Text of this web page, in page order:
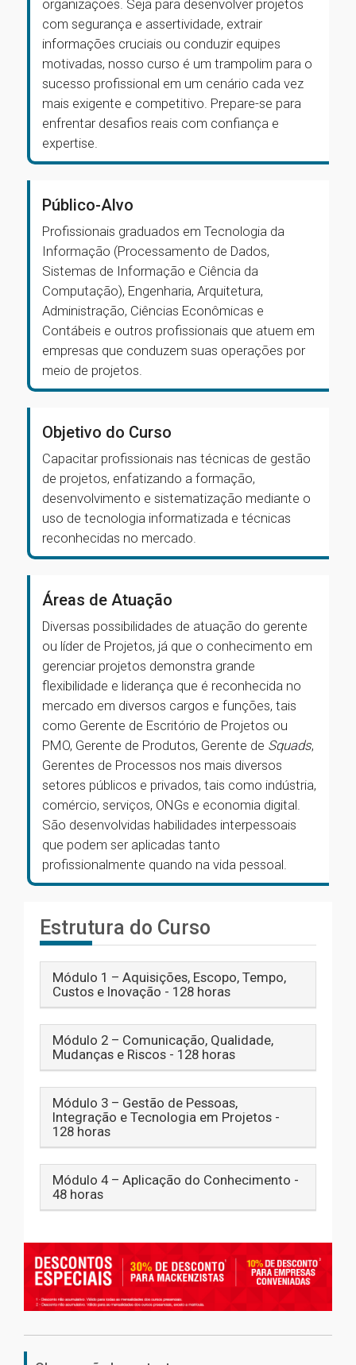
organizações. Seja para desenvolver projetos
com segurança e assertividade, extrair
informações cruciais ou conduzir equipes
motivadas, nosso curso é um trampolim para o
sucesso profissional em um cenário cada vez
mais exigente e competitivo. Prepare-se para
enfrentar desafios reais com confiança e
expertise.
Público-Alvo
Profissionais graduados em Tecnologia da
Informação (Processamento de Dados,
Sistemas de Informação e Ciência da
Computação), Engenharia, Arquitetura,
Administração, Ciências Econômicas e
Contábeis e outros profissionais que atuem em
empresas que conduzem suas operações por
meio de projetos.
Objetivo do Curso
Capacitar profissionais nas técnicas de gestão
de projetos, enfatizando a formação,
desenvolvimento e sistematização mediante o
uso de tecnologia informatizada e técnicas
reconhecidas no mercado.
Áreas de Atuação
Diversas possibilidades de atuação do gerente
ou líder de Projetos, já que o conhecimento em
gerenciar projetos demonstra grande
flexibilidade e liderança que é reconhecida no
mercado em diversos cargos e funções, tais
como Gerente de Escritório de Projetos ou
PMO, Gerente de Produtos, Gerente de Squads,
Gerentes de Processos nos mais diversos
setores públicos e privados, tais como indústria,
comércio, serviços, ONGs e economia digital.
São desenvolvidas habilidades interpessoais
que podem ser aplicadas tanto
profissionalmente quando na vida pessoal.
Estrutura do Curso
Módulo 1 – Aquisições, Escopo, Tempo,
Custos e Inovação - 128 horas
Módulo 2 – Comunicação, Qualidade,
Mudanças e Riscos - 128 horas
Módulo 3 – Gestão de Pessoas,
Integração e Tecnologia em Projetos -
128 horas
Módulo 4 – Aplicação do Conhecimento -
48 horas